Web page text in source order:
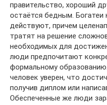
правительство, хороший
остаётся бедным. Богатеи
действуют, причем
тратят на решение
необходимых для
люди предпочитают
формальному
человек уверен, что
получив диплом или
Обеспеченные же люди